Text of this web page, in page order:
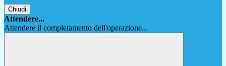
Chiudi
Attendere...
Attendere il completamento dell'operazione...